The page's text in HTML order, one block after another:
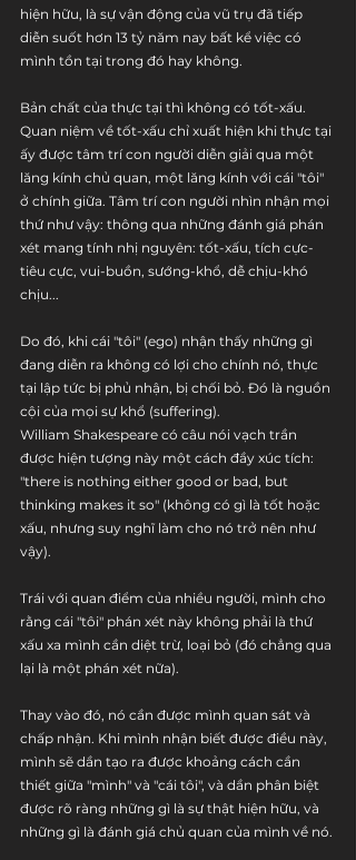
hiện hữu, là sự vận động của vũ trụ đã tiếp
diễn suốt hơn 13 tỷ năm nay bất kể việc có
mình tồn tại trong đó hay không.
Bản chất của thực tại thì không có tốt-xấu.
Quan niệm về tốt-xấu chỉ xuất hiện khi thực tại
ấy được tâm trí con người diễn giải qua một
lăng kính chủ quan, một lăng kính với cái "tôi"
ở chính giữa. Tâm trí con người nhìn nhận mọi
thứ như vậy: thông qua những đánh giá phán
xét mang tính nhị nguyên: tốt-xấu, tích cực-
tiêu cực, vui-buồn, sướng-khổ, dễ chịu-khó
chịu...
Do đó, khi cái "tôi" (ego) nhận thấy những gì
đang diễn ra không có lợi cho chính nó, thực
tại lập tức bị phủ nhận, bị chối bỏ. Đó là nguồn
cội của mọi sự khổ (suffering).
William Shakespeare có câu nói vạch trần
được hiện tượng này một cách đầy xúc tích:
"there is nothing either good or bad, but
thinking makes it so" (không có gì là tốt hoặc
xấu, nhưng suy nghĩ làm cho nó trở nên như
vậy).
Trái với quan điểm của nhiều người, mình cho
rằng cái "tôi" phán xét này không phải là thứ
xấu xa mình cần diệt trừ, loại bỏ (đó chẳng qua
lại là một phán xét nữa).
Thay vào đó, nó cần được mình quan sát và
chấp nhận. Khi mình nhận biết được điều này,
mình sẽ dần tạo ra được khoảng cách cần
thiết giữa "mình" và "cái tôi", và dần phân biệt
được rõ ràng những gì là sự thật hiện hữu, và
những gì là đánh giá chủ quan của mình về nó.